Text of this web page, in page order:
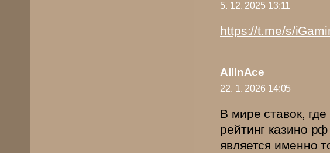
5. 12. 2025 13:11
https://t.me/s/
AllInAce
22. 1. 2026 14:05
В мире ставок,
рейтинг казино рф
является именно